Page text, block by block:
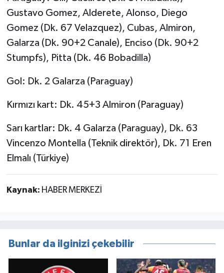
Gustavo Gomez, Alderete, Alonso, Diego
Gomez (Dk. 67 Velazquez), Cubas, Almiron,
Galarza (Dk. 90+2 Canale), Enciso (Dk. 90+2
Stumpfs), Pitta (Dk. 46 Bobadilla)
Gol: Dk. 2 Galarza (Paraguay)
Kırmızı kart: Dk. 45+3 Almiron (Paraguay)
Sarı kartlar: Dk. 4 Galarza (Paraguay), Dk. 63
Vincenzo Montella (Teknik direktör), Dk. 71 Eren
Elmalı (Türkiye)
Kaynak: HABER MERKEZİ
Bunlar da ilginizi çekebilir